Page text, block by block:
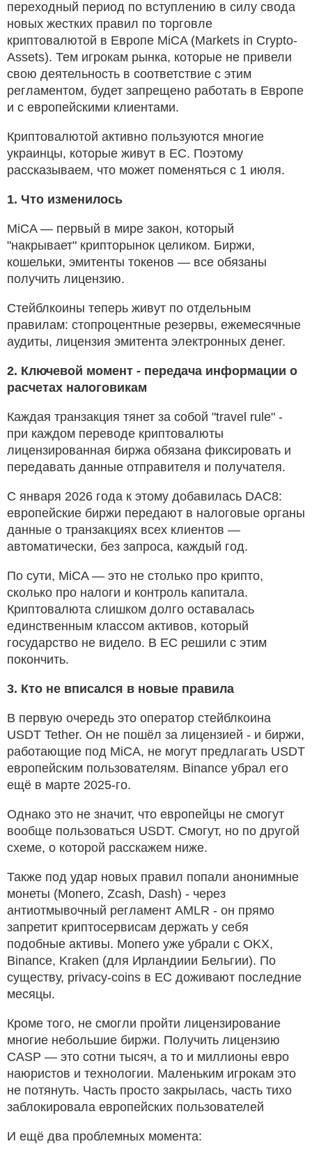
переходный период по вступлению в силу свода
новых жестких правил по торговле
криптовалютой в Европе MiCA (Markets in Crypto-
Assets). Тем игрокам рынка, которые не привели
свою деятельность в соответствие с этим
регламентом, будет запрещено работать в Европе
и с европейскими клиентами.
Криптовалютой активно пользуются многие
украинцы, которые живут в ЕС. Поэтому
рассказываем, что может поменяться с 1 июля.
1. Что изменилось
MiCA — первый в мире закон, который
"накрывает" крипторынок целиком. Биржи,
кошельки, эмитенты токенов — все обязаны
получить лицензию.
Стейблкоины теперь живут по отдельным
правилам: стопроцентные резервы, ежемесячные
аудиты, лицензия эмитента электронных денег.
2. Ключевой момент - передача информации о
расчетах налоговикам
Каждая транзакция тянет за собой "travel rule" -
при каждом переводе криптовалюты
лицензированная биржа обязана фиксировать и
передавать данные отправителя и получателя.
С января 2026 года к этому добавилась DAC8:
европейские биржи передают в налоговые органы
данные о транзакциях всех клиентов —
автоматически, без запроса, каждый год.
По сути, MiCA — это не столько про крипто,
сколько про налоги и контроль капитала.
Криптовалюта слишком долго оставалась
единственным классом активов, который
государство не видело. В ЕС решили с этим
покончить.
3. Кто не вписался в новые правила
В первую очередь это оператор стейблкоина
USDT Tether. Он не пошёл за лицензией - и биржи,
работающие под MiCA, не могут предлагать USDT
европейским пользователям. Binance убрал его
ещё в марте 2025-го.
Однако это не значит, что европейцы не смогут
вообще пользоваться USDT. Смогут, но по другой
схеме, о которой расскажем ниже.
Также под удар новых правил попали анонимные
монеты (Monero, Zcash, Dash) - через
антиотмывочный регламент AMLR - он прямо
запретит криптосервисам держать у себя
подобные активы. Monero уже убрали с OKX,
Binance, Kraken (для Ирландиии Бельгии). По
существу, privacy-coins в ЕС доживают последние
месяцы.
Кроме того, не смогли пройти лицензирование
многие небольшие биржи. Получить лицензию
CASP — это сотни тысяч, а то и миллионы евро
наюристов и технологии. Маленьким игрокам это
не потянуть. Часть просто закрылась, часть тихо
заблокировала европейских пользователей
И ещё два проблемных момента: